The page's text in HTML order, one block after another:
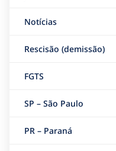
Notícias
Rescisão (demissão)
FGTS
SP – São Paulo
PR – Paraná